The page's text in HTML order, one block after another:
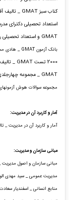
کناب سبز GMAT _ تالیف آقایان وکیلی، مسیح خواه و قوی پنجه
استعداد تحصیلی دکترای
GMAT و استعداد تحصیلی رشته مدیریت_ تالیف دکتر احمد صداقت
بانک آزمون GMAT _ هادی مسیح خواه و محمد وکیلی
2000 تست GMAT _ تالیف دکتر عرفانیان
GMAT _ مجموعه
مجموعه سوالات هوش
آمار و کاربرد آن در مدیریت:
آمار و کاربرد آن در مدیریت _
مبانی سازمان و مدیریت:
مبانی سازمان و اصول مدیریت
مدیریت عمومی _ سید مهدی
منابع انسانی _ اسفندیار سعادت